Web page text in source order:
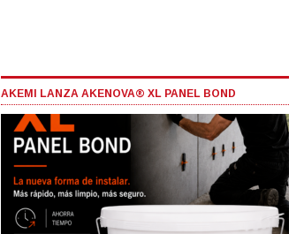
AKEMI LANZA AKENOVA® XL PANEL BOND